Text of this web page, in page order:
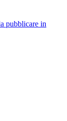
pubblicare in